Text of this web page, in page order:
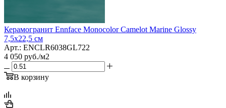
Керамогранит Ennface Monocolor Camelot Marine Glossy
7,5x22,5 см
Арт.: ENCLR6038GL722
4 050 руб./м2
В корзину